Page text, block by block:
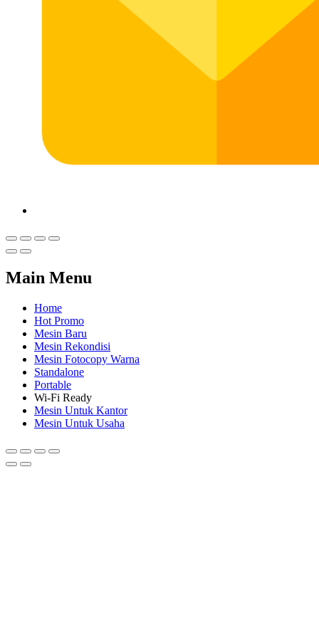
Main Menu
Home
Hot Promo
Mesin Baru
Mesin Rekondisi
Mesin Fotocopy Warna
Standalone
Portable
Wi-Fi Ready
Mesin Untuk Kantor
Mesin Untuk Usaha